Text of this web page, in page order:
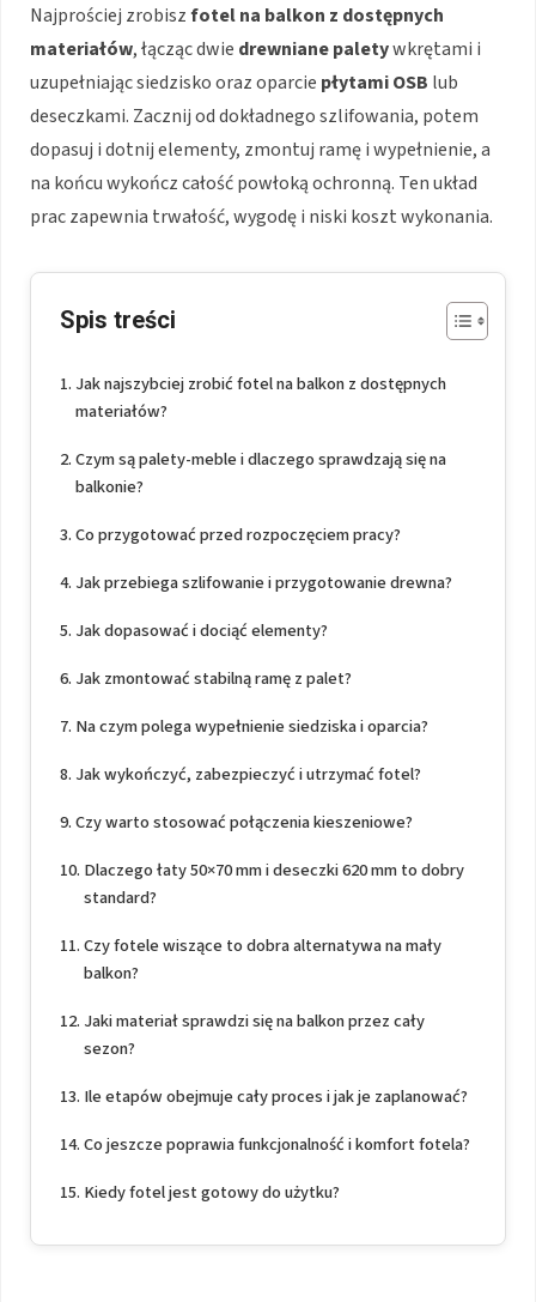
Najprościej zrobiszfotel na balkon z dostępnych
materiałów, łącząc dwie drewniane paletywkrętami i
uzupełniając siedzisko oraz oparcie płytami OSB lub
deseczkami. Zacznij od dokładnego szlifowania, potem
dopasuj i dotnij elementy, zmontuj ramę i wypełnienie, a
na końcu wykończ całość powłoką ochronną. Ten układ
prac zapewnia trwałość, wygodę i niski koszt wykonania.
Spis treści
Jak najszybciej zrobić fotel na balkon z dostępnych
materiałów?
Czym są palety-meble i dlaczego sprawdzają się na
balkonie?
Co przygotować przed rozpoczęciem pracy?
Jak przebiega szlifowanie i przygotowanie drewna?
Jak dopasować i dociąć elementy?
Jak zmontować stabilną ramę z palet?
Na czym polega wypełnienie siedziska i oparcia?
Jak wykończyć, zabezpieczyć i utrzymać fotel?
Czy warto stosować połączenia kieszeniowe?
Dlaczego łaty 50×70 mm i deseczki 620 mm to dobry
standard?
Czy fotele wiszące to dobra alternatywa na mały
balkon?
Jaki materiał sprawdzi się na balkon przez cały
sezon?
Ile etapów obejmuje cały proces i jak je zaplanować?
Co jeszcze poprawia funkcjonalność i komfort fotela?
Kiedy fotel jest gotowy do użytku?